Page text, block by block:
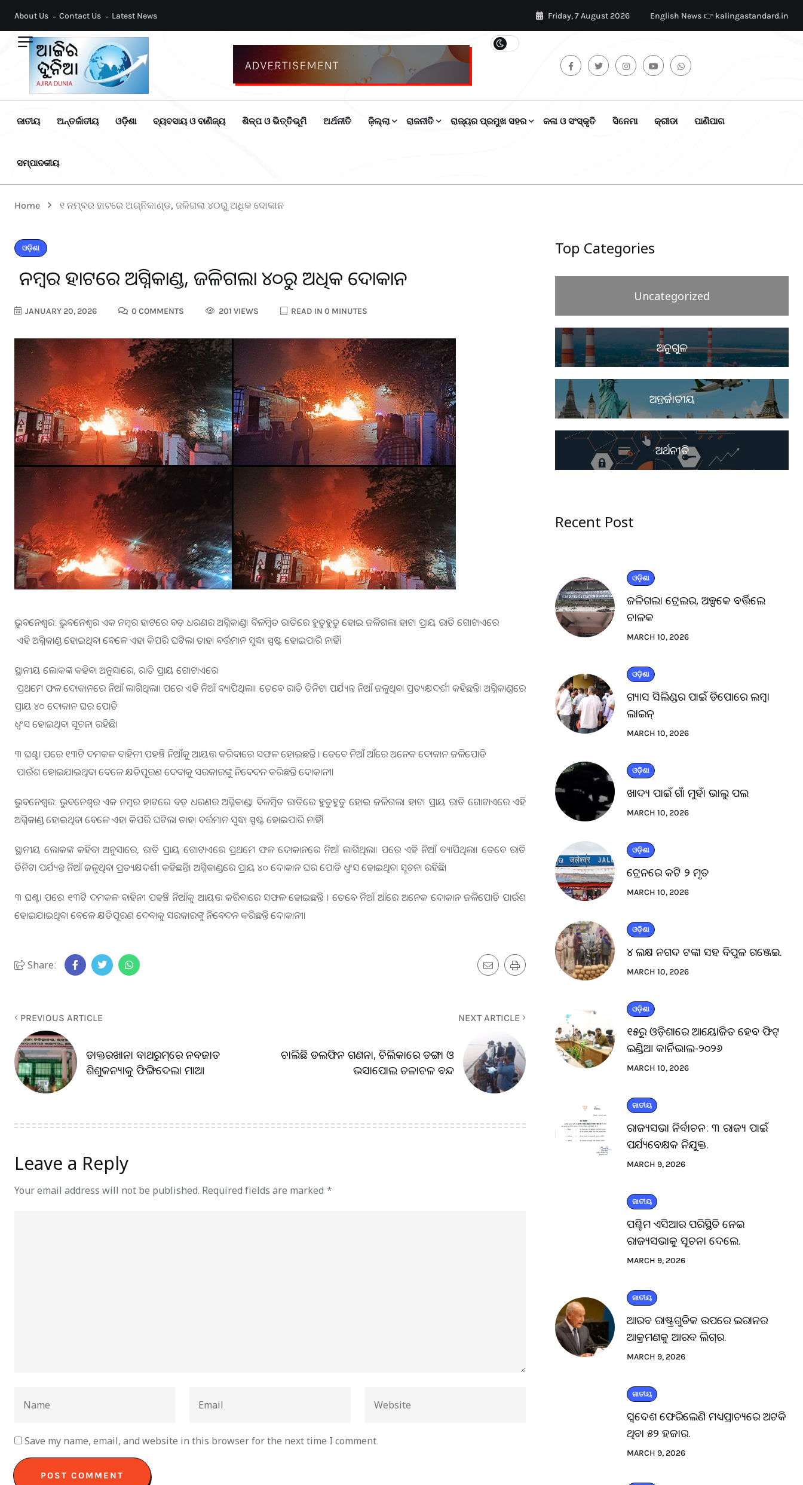
About Us Contact Us Latest News Friday, 7 August 2026 English News 👉 kalingastandard.in
ଜାତୀୟ ଅନ୍ତର୍ଜାତୀୟ ଓଡ଼ିଶା ବ୍ୟବସାୟ ଓ ବାଣିଜ୍ୟ ଶିଳ୍ପ ଓ ଭିତ୍ତିଭୂମି ଅର୍ଥନୀତି ଜ଼ିଲ୍ଲା ରାଜନୀତି ରାଜ୍ୟର ପ୍ରମୁଖ ସହର କଳା ଓ ସଂସ୍କୃତି ସିନେମା କ୍ରୀଡା ପାଣିପାଗ
ସମ୍ପାଦକୀୟ
Home ୧ ନମ୍ବର ହାଟରେ ଅଗ୍ନିକାଣ୍ଡ, ଜଳିଗଲା ୪୦ରୁ ଅଧିକ ଦୋକାନ
ଓଡ଼ିଶା
୧ ନମ୍ବର ହାଟରେ ଅଗ୍ନିକାଣ୍ଡ, ଜଳିଗଲା ୪୦ରୁ ଅଧିକ ଦୋକାନ
JANUARY 20, 2026 0 COMMENTS 201 VIEWS READ IN 0 MINUTES
ଭୁବନେଶ୍ବର: ଭୁବନେଶ୍ବରଏକ ନମ୍ବର ହାଟରେ ବଡ଼ ଧରଣର ଅଗ୍ନିକାଣ୍ଡ। ବିଳମ୍ବିତ ରାତିରେ ହୁତୁହୁତୁହୋଇ ଜଳିଗଲା ହାଟ। ପ୍ରାୟ ରାତିଗୋଟାଏରେ
ଏହି ଅଗ୍ନିକାଣ୍ଡ ହୋଇଥିବା ବେଳେ ଏହା କିପରି ଘଟିଲା ତାହା ବର୍ତ୍ତମାନ ସୁଦ୍ଧା ସ୍ପଷ୍ଟ ହୋଇପାରି ନାହିଁ।
ସ୍ଥାନୀୟ ଲୋକଙ୍କ କହିବା ଅନୁସାରେ, ରାତି ପ୍ରାୟ ଗୋଟାଏରେ
ପ୍ରଥମେ ଫଳ ଦୋକାନରେ ନିଆଁ ଲାଗିଥିଲା। ପରେ ଏହି ନିଆଁ ବ୍ୟାପିଥିଲା। ତେବେ ରାତି ତିନିଟା ପର୍ଯ୍ୟନ୍ତ ନିଆଁ ଜଳୁଥିବା ପ୍ରତ୍ୟକ୍ଷଦର୍ଶୀ କହିଛନ୍ତି। ଅଗ୍ନିକାଣ୍ଡରେ
ପ୍ରାୟ ୪୦ ଦୋକାନ ଘର ପୋଡି
ଧ୍ବଂସହୋଇଥିବା ସୂଚନା ରହିଛି।
୩ ଘଣ୍ଟା ପରେ ୧୩ଟି ଦମକଳ ବାହିନୀ ପହଞ୍ଚି ନିଆଁକୁ ଆୟତ୍ତ କରିବାରେ ସଫଳ ହୋଇଛନ୍ତି । ତେବେ ନିଆଁଆଁରେଅନେକ ଦୋକାନଜଳିପୋଡି
ପାଉଁଶ ହୋଇଯାଇଥିବା ବେଳେ କ୍ଷତିପୂରଣ ଦେବାକୁ ସରକାରଙ୍କୁ ନିବେଦନ କରିଛନ୍ତି ଦୋକାନୀ।
ଭୁବନେଶ୍ବର: ଭୁବନେଶ୍ବର ଏକ ନମ୍ବର ହାଟରେ ବଡ଼ ଧରଣର ଅଗ୍ନିକାଣ୍ଡ। ବିଳମ୍ବିତ ରାତିରେ ହୁତୁହୁତୁ ହୋଇ ଜଳିଗଲା ହାଟ। ପ୍ରାୟ ରାତି ଗୋଟାଏରେ ଏହି
ଅଗ୍ନିକାଣ୍ଡ ହୋଇଥିବା ବେଳେ ଏହା କିପରି ଘଟିଲା ତାହା ବର୍ତ୍ତମାନ ସୁଦ୍ଧା ସ୍ପଷ୍ଟ ହୋଇପାରି ନାହିଁ।
ସ୍ଥାନୀୟ ଲୋକଙ୍କ କହିବା ଅନୁସାରେ, ରାତି ପ୍ରାୟ ଗୋଟାଏରେ ପ୍ରଥମେ ଫଳ ଦୋକାନରେ ନିଆଁ ଲାଗିଥିଲା। ପରେ ଏହି ନିଆଁ ବ୍ୟାପିଥିଲା। ତେବେ ରାତି
ତିନିଟା ପର୍ଯ୍ୟନ୍ତ ନିଆଁ ଜଳୁଥିବା ପ୍ରତ୍ୟକ୍ଷଦର୍ଶୀ କହିଛନ୍ତି। ଅଗ୍ନିକାଣ୍ଡରେ ପ୍ରାୟ ୪୦ ଦୋକାନ ଘର ପୋଡି ଧ୍ବଂସ ହୋଇଥିବା ସୂଚନା ରହିଛି।
୩ ଘଣ୍ଟା ପରେ ୧୩ଟି ଦମକଳ ବାହିନୀ ପହଞ୍ଚି ନିଆଁକୁ ଆୟତ୍ତ କରିବାରେ ସଫଳ ହୋଇଛନ୍ତି । ତେବେ ନିଆଁ ଆଁରେ ଅନେକ ଦୋକାନ ଜଳିପୋଡି ପାଉଁଶ
ହୋଇଯାଇଥିବା ବେଳେ କ୍ଷତିପୂରଣ ଦେବାକୁ ସରକାରଙ୍କୁ ନିବେଦନ କରିଛନ୍ତି ଦୋକାନୀ।
Share:
PREVIOUS ARTICLE
ଡାକ୍ତରଖାନା ବାଥରୁମ୍‌ରେ ନବଜାତ
ଶିଶୁକନ୍ୟାକୁ ଫିଙ୍ଗିଦେଲା ମାଆ
NEXT ARTICLE
ଚାଲିଛି ଡଲଫିନ ଗଣନା, ଚିଲିକାରେ ଡଙ୍ଗା ଓ
ଭସାପୋଲ ଚଳାଚଳ ବନ୍ଦ
Leave a Reply
Your email address will not be published. Required fields are marked *
Save my name, email, and website in this browser for the next time I comment.
Top Categories
Uncategorized
ଅନୁଗୁଳ
ଅନ୍ତର୍ଜାତୀୟ
ଅର୍ଥନୀତି
Recent Post
ଓଡ଼ିଶା
ଜଳିଗଲା ଟ୍ରେଲର, ଅଳ୍ପକେ ବର୍ତ୍ତିଲେ
ଚାଳକ
MARCH 10, 2026
ଓଡ଼ିଶା
ଗ୍ୟାସ ସିଲିଣ୍ଡର ପାଇଁ ଡିପୋରେ ଲମ୍ବା
ଲାଇନ୍
MARCH 10, 2026
ଓଡ଼ିଶା
ଖାଦ୍ୟ ପାଇଁ ଗାଁ ମୁହାଁ ଭାଲୁ ପଲ
MARCH 10, 2026
ଓଡ଼ିଶା
ଟ୍ରେନରେ କଟି ୨ ମୃତ
MARCH 10, 2026
ଓଡ଼ିଶା
୪ ଲକ୍ଷ ନଗଦ ଟଙ୍କା ସହ ବିପୁଳ ଗଞ୍ଜେଇ.
MARCH 10, 2026
ଓଡ଼ିଶା
୧୫ରୁ ଓଡ଼ିଶାରେ ଆୟୋଜିତ ହେବ ଫିଟ୍
ଇଣ୍ଡିଆ କାର୍ନିଭାଲ-୨୦୨୬
MARCH 10, 2026
ଜାତୀୟ
ରାଜ୍ୟସଭା ନିର୍ବାଚନ: ୩ ରାଜ୍ୟ ପାଇଁ
ପର୍ଯ୍ୟବେକ୍ଷକ ନିଯୁକ୍ତ.
MARCH 9, 2026
ଜାତୀୟ
ପଶ୍ଚିମ ଏସିଆର ପରିସ୍ଥିତି ନେଇ
ରାଜ୍ୟସଭାକୁ ସୂଚନା ଦେଲେ.
MARCH 9, 2026
ଜାତୀୟ
ଆରବ ରାଷ୍ଟ୍ରଗୁଡିକ ଉପରେ ଇରାନର
ଆକ୍ରମଣକୁ ଆରବ ଲିଗ୍‌ର.
MARCH 9, 2026
ଜାତୀୟ
ସ୍ବଦେଶ ଫେରିଲେଣି ମଧ୍ୟପ୍ରାଚ୍ୟରେ ଅଟକି
ଥିବା ୫୨ ହଜାର.
MARCH 9, 2026